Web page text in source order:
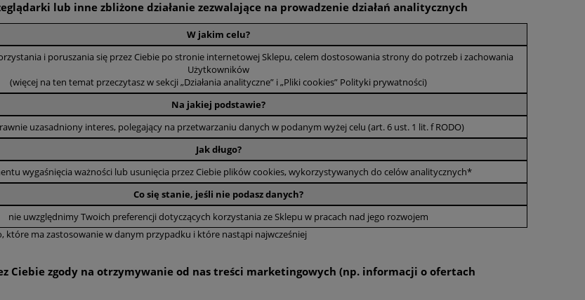
lub inne zbliżone działanie zezwalające na prowadzenie działań analitycznych
W jakim celu?
i poruszania się przez Ciebie po stronie internetowej Sklepu, celem dostosowania strony do potrzeb i zachowania
Użytkowników
(więcej na ten temat przeczytasz w sekcji „Działania analityczne” i „Pliki cookies” Polityki prywatności)
Na jakiej podstawie?
uzasadniony interes, polegający na przetwarzaniu danych w podanym wyżej celu (art. 6 ust. 1 lit. f RODO)
Jak długo?
wygaśnięcia ważności lub usunięcia przez Ciebie plików cookies, wykorzystywanych do celów analitycznych*
Co się stanie, jeśli nie podasz danych?
nie uwzględnimy Twoich preferencji dotyczących korzystania ze Sklepu w pracach nad jego rozwojem
które ma zastosowanie w danym przypadku i które nastąpi najwcześniej
Ciebie zgody na otrzymywanie od nas treści marketingowych (np. informacji o ofertach